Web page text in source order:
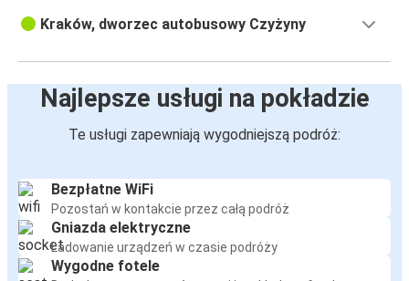
Kraków, dworzec autobusowy Czyżyny
Najlepsze usługi na pokładzie
Te usługi zapewniają wygodniejszą podróż:
Bezpłatne WiFi
Pozostań w kontakcie przez całą podróż
Gniazda elektryczne
Ładowanie urządzeń w czasie podróży
Wygodne fotele